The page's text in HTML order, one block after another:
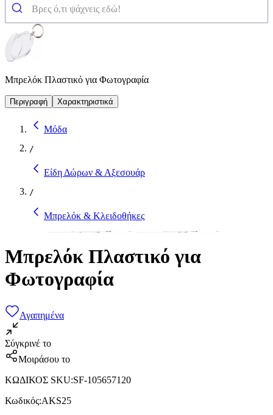
Μπρελόκ Πλαστικό για Φωτογραφία
Περιγραφή Χαρακτηριστικά
Μόδα
/
Είδη Δώρων & Αξεσουάρ
/
Μπρελόκ & Κλειδοθήκες
Μπρελόκ Πλαστικό για
Φωτογραφία
Αγαπημένα
Σύγκρινέ το
Μοιράσου το
ΚΩΔΙΚΟΣ SKU:SF-105657120
Κωδικός:AKS25